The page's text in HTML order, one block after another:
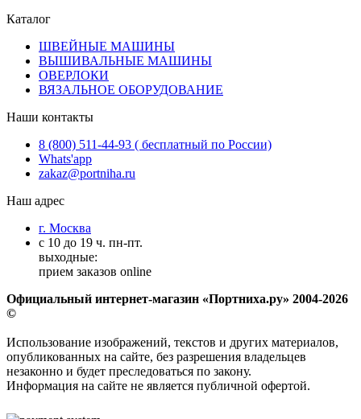
Каталог
ШВЕЙНЫЕ МАШИНЫ
ВЫШИВАЛЬНЫЕ МАШИНЫ
ОВЕРЛОКИ
ВЯЗАЛЬНОЕ ОБОРУДОВАНИЕ
Наши контакты
8 (800) 511-44-93 ( бесплатный по России)
Whats'app
zakaz@portniha.ru
Наш адрес
г. Москва
с 10 до 19 ч. пн-пт.
выходные:
прием заказов online
Официальный интернет-магазин «Портниха.ру» 2004-2026
©
Использование изображений, текстов и других материалов,
опубликованных на сайте, без разрешения владельцев
незаконно и будет преследоваться по закону.
Информация на сайте не является публичной офертой.